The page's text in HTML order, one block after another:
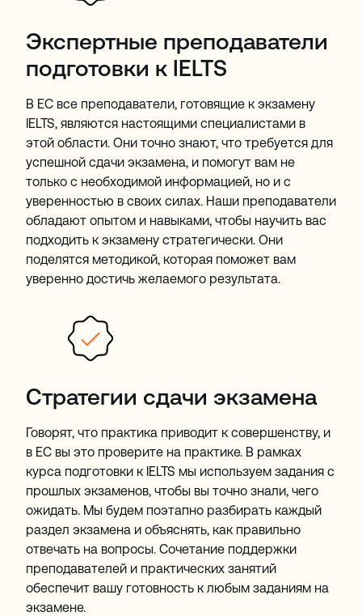
Экспертные преподаватели
подготовки к IELTS
В EC все преподаватели, готовящие к экзамену
IELTS, являются настоящими специалистами в
этой области. Они точно знают, что требуется для
успешной сдачи экзамена, и помогут вам не
только с необходимой информацией, но и с
уверенностью в своих силах. Наши преподаватели
обладают опытом и навыками, чтобы научить вас
подходить к экзамену стратегически. Они
поделятся методикой, которая поможет вам
уверенно достичь желаемого результата.
Стратегии сдачи экзамена
Говорят, что практика приводит к совершенству, и
в EC вы это проверите на практике. В рамках
курса подготовки к IELTS мы используем задания с
прошлых экзаменов, чтобы вы точно знали, чего
ожидать. Мы будем поэтапно разбирать каждый
раздел экзамена и объяснять, как правильно
отвечать на вопросы. Сочетание поддержки
преподавателей и практических занятий
обеспечит вашу готовность к любым заданиям на
экзамене.